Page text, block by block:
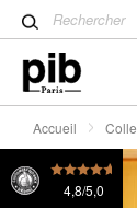
Accueil
4,8/5,0